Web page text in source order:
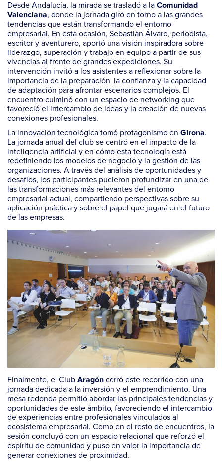
Desde Andalucía, la mirada se trasladó a la Comunidad
Valenciana, donde la jornada giró en torno a las grandes
tendencias que están transformando el entorno
empresarial. En esta ocasión, Sebastián Álvaro, periodista,
escritor y aventurero, aportó una visión inspiradora sobre
liderazgo, superación y trabajo en equipo a partir de sus
vivencias al frente de grandes expediciones. Su
intervención invitó a los asistentes a reflexionar sobre la
importancia de la preparación, la confianza y la capacidad
de adaptación para afrontar escenarios complejos. El
encuentro culminó con un espacio de networking que
favoreció el intercambio de ideas y la creación de nuevas
conexiones profesionales.
La innovación tecnológica tomó protagonismo en Girona.
La jornada anual del club se centró en el impacto de la
inteligencia artificial y en cómo esta tecnología está
redefiniendo los modelos de negocio y la gestión de las
organizaciones. A través del análisis de oportunidades y
desafíos, los participantes pudieron profundizar en una de
las transformaciones más relevantes del entorno
empresarial actual, compartiendo perspectivas sobre su
aplicación práctica y sobre el papel que jugará en el futuro
de las empresas.
Finalmente, el Club Aragón cerró este recorrido con una
jornada dedicada a la inversión y el emprendimiento. Una
mesa redonda permitió abordar las principales tendencias y
oportunidades de este ámbito, favoreciendo el intercambio
de experiencias entre profesionales vinculados al
ecosistema empresarial. Como en el resto de encuentros, la
sesión concluyó con un espacio relacional que reforzó el
espíritu de comunidad y puso en valor la importancia de
generar conexiones de proximidad.